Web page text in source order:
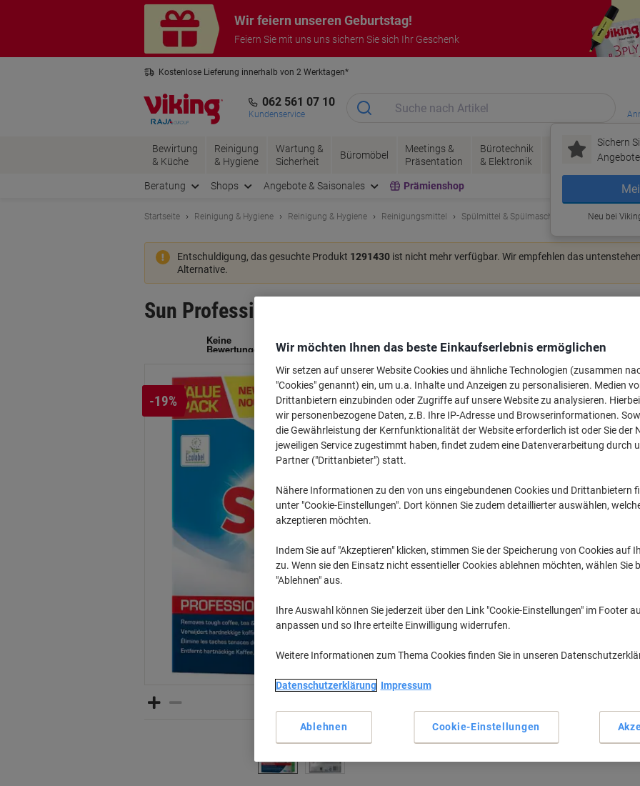
Wir feiern unseren Geburtstag!
Feiern Sie mit uns uns sichern Sie sich Ihr Geschenk
Kostenlose Lieferung innerhalb von 2 Werktagen*
062 561 07 10
Kundenservice
Sichern
Neu bei
Bewirtung
& Küche
Reinigung
& Hygiene
Wartung &
Sicherheit
Büromöbel
Meetings &
Präsentation
Bürotechnik
& Elektronik
Tinte &
Toner
Papier,
& Pakete
Beratung Shops Angebote & Saisonales Prämienshop
Startseite Reinigung & Hygiene Reinigung & Hygiene Reinigungsmittel Spülmittel & Spülmaschinentabs
Entschuldigung, das gesuchte Produkt 1291430 ist nicht mehr verfügbar. Wir empfehlen das
Alternative.
Sun Professional All in 1 Spülmaschinentabs 102 Stück
Marke: Sun Artikelnr.: 1285726
-19%
Aktionspreis
CHF 28.84 pro Pack
CHF 31.18 inkl. MwSt
Aktuell verfügbar Lieferung 2-3
Zu einer Liste
Haupteigenschaften
Verhindert Kalkablagerungen
Wir möchten Ihnen das beste Einkaufserlebnis ermöglichen
Wir setzen auf unserer Website Cookies und ähnliche Technologien (zusammen
"Cookies" genannt) ein, um u.a. Inhalte und Anzeigen zu personalisieren. Medien
Drittanbietern einzubinden oder Zugriffe auf unsere Website zu analysieren.
wir personenbezogene Daten, z.B. Ihre IP-Adresse und Browserinformationen.
die Gewährleistung der Kernfunktionalität der Website erforderlich ist oder Sie der
jeweiligen Service zugestimmt haben, findet zudem eine Datenverarbeitung durch
Partner ("Drittanbieter") statt.
Nähere Informationen zu den von uns eingebundenen Cookies und Drittanbietern
unter "Cookie-Einstellungen". Dort können Sie zudem detaillierter auswählen,
akzeptieren möchten.
Indem Sie auf "Akzeptieren" klicken, stimmen Sie der Speicherung von Cookies auf
zu. Wenn sie den Einsatz nicht essentieller Cookies ablehnen möchten, wählen Sie
"Ablehnen" aus.
Ihre Auswahl können Sie jederzeit über den Link "Cookie-Einstellungen" im Footer
anpassen und so Ihre erteilte Einwilligung widerrufen.
Weitere Informationen zum Thema Cookies finden Sie in unseren
Datenschutzerklärung Impressum
Cookie-Einstellungen
Ablehnen